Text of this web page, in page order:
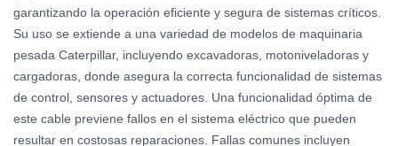
garantizando la operación eficiente y segura de sistemas críticos.
Su uso se extiende a una variedad de modelos de maquinaria
pesada Caterpillar, incluyendo excavadoras, motoniveladoras y
cargadoras, donde asegura la correcta funcionalidad de sistemas
de control, sensores y actuadores. Una funcionalidad óptima de
este cable previene fallos en el sistema eléctrico que pueden
resultar en costosas reparaciones. Fallas comunes incluyen